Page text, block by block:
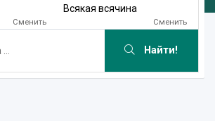
Сменить
Всякая всячина
Сменить
Найти!